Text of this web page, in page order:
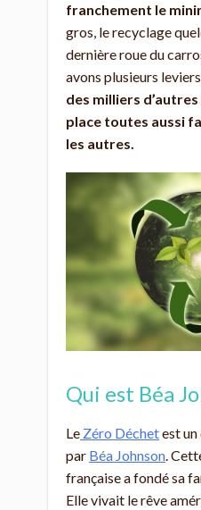
franchement le
gros, le recyclage
dernière roue du
avons plusieurs
des milliers
place toutes aussi
les autres.
Qui est Béa
Le Zéro Déchetest
par Béa Johnson.
française a fondé sa
Elle vivait le rêve